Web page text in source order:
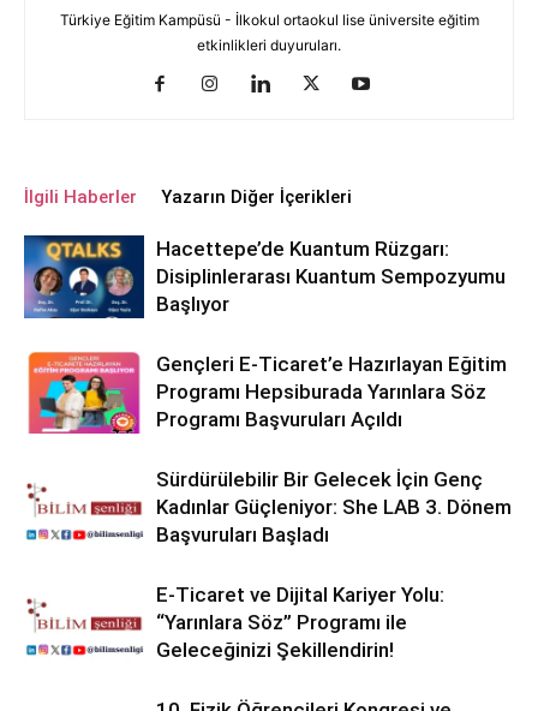
Türkiye Eğitim Kampüsü - İlkokul ortaokul lise üniversite eğitim
etkinlikleri duyuruları.
İlgili Haberler Yazarın Diğer İçerikleri
Hacettepe’de Kuantum Rüzgarı:
Disiplinlerarası Kuantum Sempozyumu
Başlıyor
Gençleri E-Ticaret’e Hazırlayan Eğitim
Programı Hepsiburada Yarınlara Söz
Programı Başvuruları Açıldı
Sürdürülebilir Bir Gelecek İçin Genç
Kadınlar Güçleniyor: She LAB 3. Dönem
Başvuruları Başladı
E-Ticaret ve Dijital Kariyer Yolu:
“Yarınlara Söz” Programı ile
Geleceğinizi Şekillendirin!